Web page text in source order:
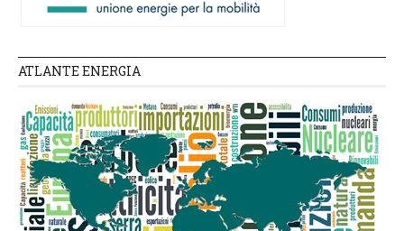
ATLANTE ENERGIA